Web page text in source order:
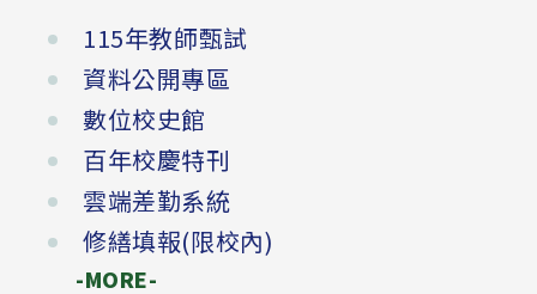
115年教師甄試
資料公開專區
數位校史館
百年校慶特刊
雲端差勤系統
修繕填報(限校內)
-MORE-